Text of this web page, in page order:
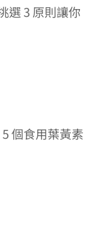
選 3 原則讓你
個食用葉黃素